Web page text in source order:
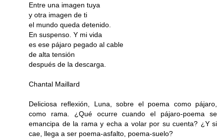
Entre una imagen tuya
y otra imagen de ti
el mundo queda detenido.
En suspenso. Y mi vida
es ese pájaro pegado al cable
de alta tensión
después de la descarga.
Chantal Maillard
Deliciosa reflexión, Luna, sobre el poema como pájaro,
como rama. ¿Qué ocurre cuando el pájaro-poema se
emancipa de la rama y echa a volar por su cuenta? ¿Y si
cae, llega a ser poema-asfalto, poema-suelo?